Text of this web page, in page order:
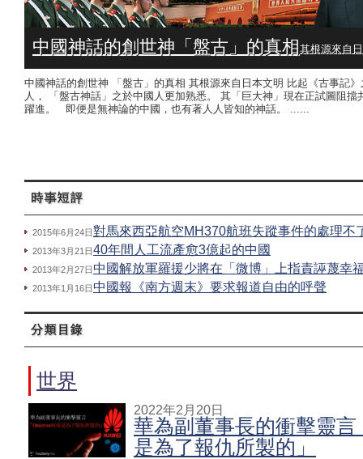
中國神話的創世神「盤古」的真相其根源來自
中國神話的創世神 「盤古」的真相 其根源來自日本文明 比起《古事記
人， 「盤古神話」之於中國人更加熟悉。 其「巨大神」現在正試圖阻擋
躍進。 即便是無神論的中國，也有著人人皆知的神話。 ......
2015年6月24日對馬來西亞航空MH370航班失蹤事件的處理不
2013年3月21日40年間人工流產愈3億起的中國
2013年2月27日中國解放軍羅援少將在「微博」上指責誣蔑幸
2013年1月16日中國報《南方週末》要求報道自由的呼聲
世界
2022年2月20日
華為副董事長的衝擊靈
是為了報仇所製的」